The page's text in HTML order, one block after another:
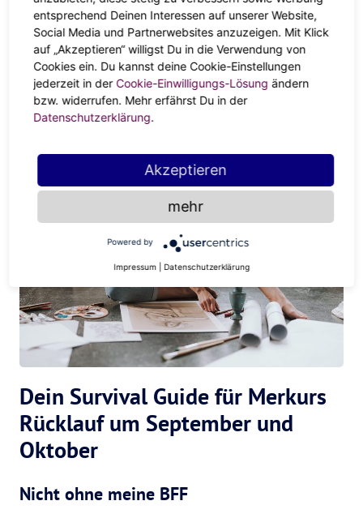
Was ist dein Purpose in diesem Jahr und wie erreichst
du ihn?
Kniffelige Fragen, aber wenn du dich ihnen einmal mit
ganzer Aufmerksamkeit widmest, wirst du erstaunt sein,
wie gut sich neu gewonnene oder vertiefte Erkenntnisse
Dein Survival Guide für Merkurs
Rücklauf um September und
Oktober
Nicht ohne meine BFF
entsprechend Deinen Interessen auf unserer Website,
Social Media und Partnerwebsites anzuzeigen. Mit Klick
auf „Akzeptieren“ willigst Du in die Verwendung von
Cookies ein. Du kannst deine Cookie-Einstellungen
jederzeit in der Cookie-Einwilligungs-Lösung ändern
bzw. widerrufen. Mehr erfährst Du in der
Datenschutzerklärung.
Akzeptieren
mehr
Powered by
Impressum Datenschutzerklärung